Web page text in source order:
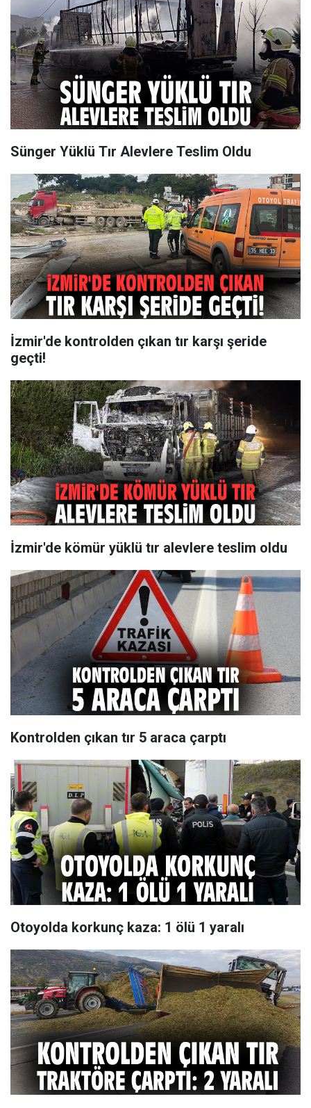
Sünger Yüklü Tır Alevlere Teslim Oldu
İzmir'de kontrolden çıkan tır karşı şeride
geçti!
İzmir'de kömür yüklü tır alevlere teslim oldu
Kontrolden çıkan tır 5 araca çarptı
Otoyolda korkunç kaza: 1 ölü 1 yaralı